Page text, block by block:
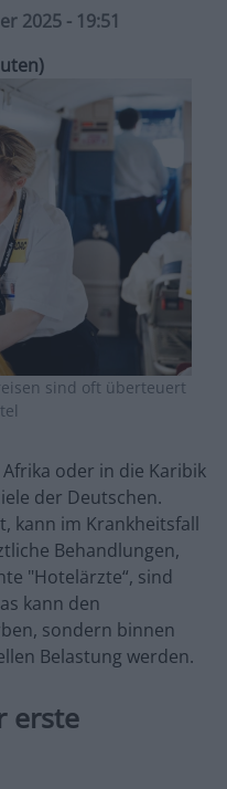
2025 - 19:51
sind oft überteuert
oder in die Karibik
der Deutschen.
kann im Krankheitsfall
Behandlungen,
"Hotelärzte“, sind
kann den
sondern binnen
Belastung werden.
erste